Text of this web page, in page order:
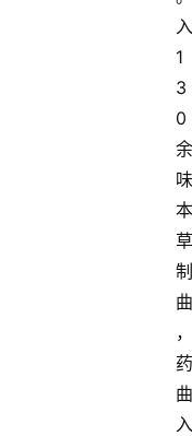
入
1
3
0
余
味
本
草
制
曲
，
药
曲
入